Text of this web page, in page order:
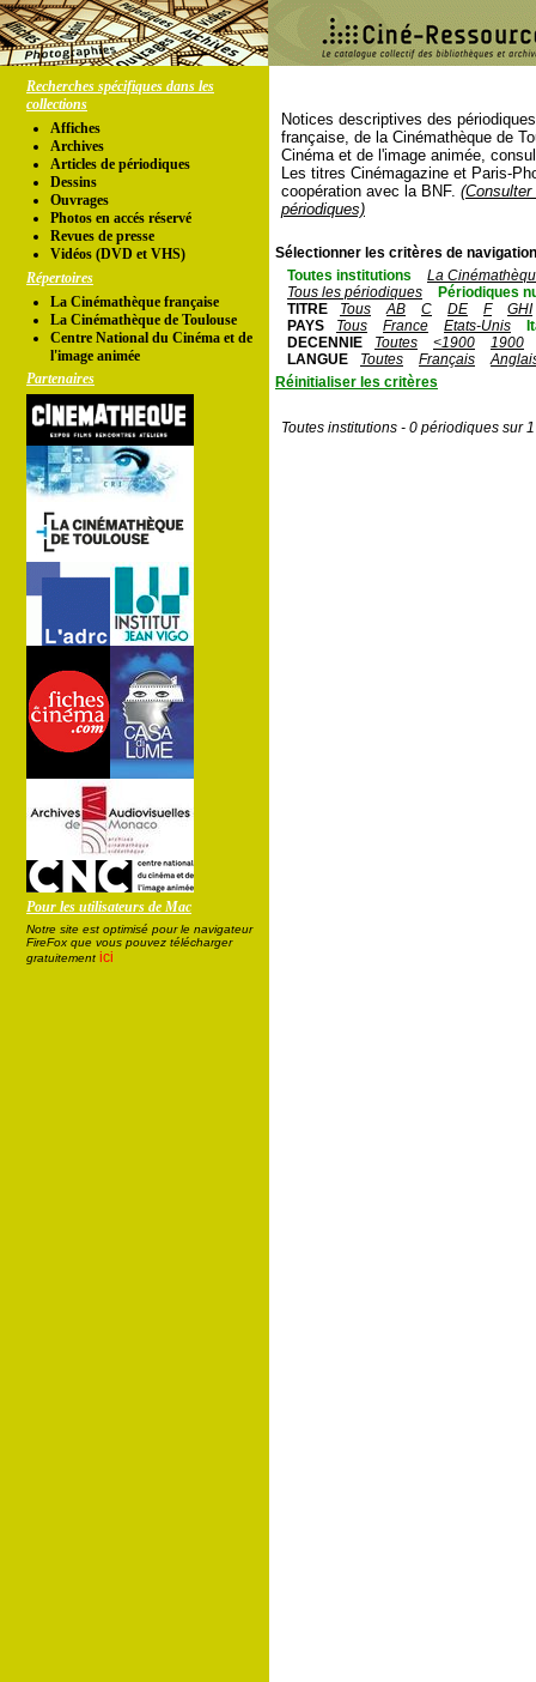
Recherches spécifiques dans les
collections
Affiches
Archives
Articles de périodiques
Dessins
Ouvrages
Photos en accés réservé
Revues de presse
Vidéos (DVD et VHS)
Répertoires
La Cinémathèque française
La Cinémathèque de Toulouse
Centre National du Cinéma et de
l'image animée
Partenaires
Pour les utilisateurs de Mac
Notre site est optimisé pour le navigateur
FireFox que vous pouvez télécharger
gratuitement ici
Notices descriptives des
française, de la Cinémathèque de
Cinéma et de l'image animée,
Les titres Cinémagazine et Paris-
coopération avec la BNF.
périodiques)
Sélectionner les critères de
Toutes institutions
La
Tous les périodiques
Périodiques
TITRE
Tous AB C DE F
GHI
PAYS
Tous France Etats-Unis
DECENNIE
Toutes <1900
1900
LANGUE
Toutes Français
Réinitialiser les critères
Toutes institutions - 0 périodiques sur